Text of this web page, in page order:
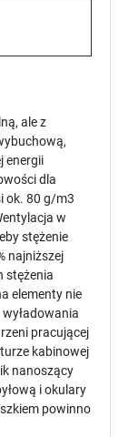
ale z
energii
dla
ok. 80 g/m3
w
stężenie
najniższej
stężenia
elementy nie
pracującej
kabinowej
nanoszący
i okulary
powinno